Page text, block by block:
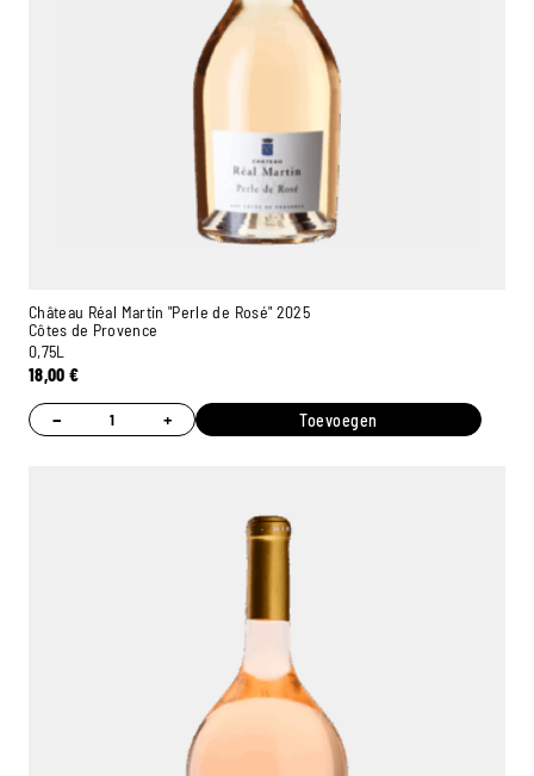
Château Réal Martin "Perle de Rosé" 2025
Côtes de Provence
0,75L
18,00€
− + Toevoegen